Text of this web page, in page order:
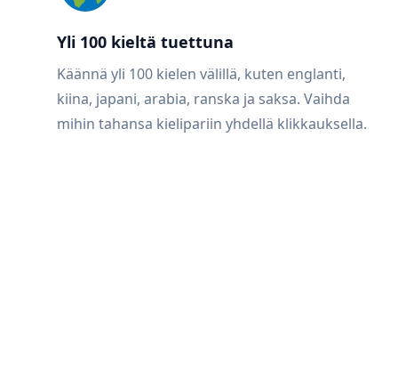
Yli 100 kieltä tuettuna
Käännä yli 100 kielen välillä, kuten englanti,
kiina, japani, arabia, ranska ja saksa. Vaihda
mihin tahansa kielipariin yhdellä klikkauksella.